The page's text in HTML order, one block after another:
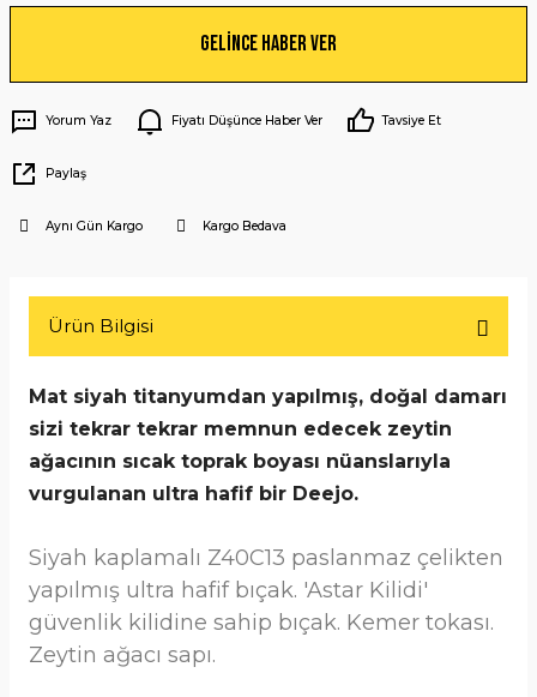
Gelince Haber Ver
Yorum Yaz Fiyatı Düşünce Haber Ver Tavsiye Et
Paylaş
Aynı Gün Kargo Kargo Bedava
Ürün Bilgisi
Mat siyah titanyumdan yapılmış, doğal damarı
sizi tekrar tekrar memnun edecek zeytin
ağacının sıcak toprak boyası nüanslarıyla
vurgulanan ultra hafif bir Deejo.
Siyah kaplamalı Z40C13 paslanmaz çelikten
yapılmış ultra hafif bıçak. 'Astar Kilidi'
güvenlik kilidine sahip bıçak. Kemer tokası.
Zeytin ağacı sapı.